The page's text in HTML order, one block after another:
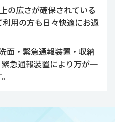
の広さが確保されている
用の方も日々快適にお過
面・緊急通報装置・収納
急通報装置により万が一